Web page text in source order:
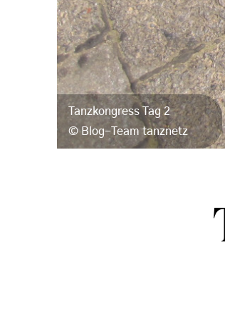
Tanzkongress Tag 2
Blog-Team tanznetz